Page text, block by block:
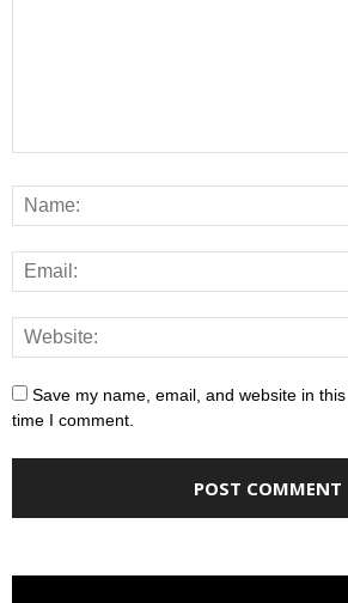
Save my name, email, and website in
time I comment.